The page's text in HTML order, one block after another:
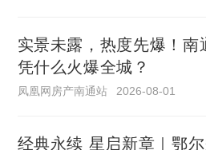
实景未露，热度先爆！南
凭什么火爆全城？
凤凰网房产南通站 2026-08-01
经典永续 星启新章｜鄂